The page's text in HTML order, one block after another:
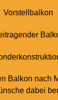
Vorstellbalkon
Balkon nach
dabei